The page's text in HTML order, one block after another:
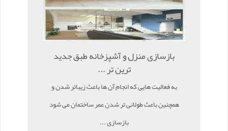
بازسازی منزل و آشپزخانه طبق جدید
ترین تر ...
به فعالیت هایی که انجام آن ها باعث زیباتر شدن و
همچنین باعث طولانی تر شدن عمر ساختمان می شود
بازسازی ...